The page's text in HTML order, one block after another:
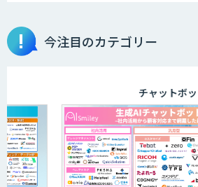
今注目のカテゴリー
チャットボット